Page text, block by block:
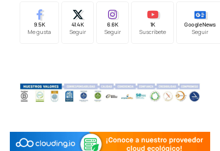
9.5K
Me gusta
41.4K
Seguir
6.6K
Seguir
1K
Suscríbete
Google News
Seguir